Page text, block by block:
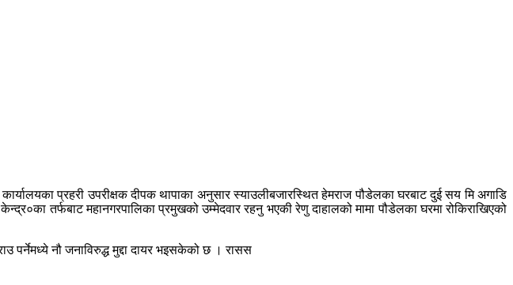
प्रहरी उपरीक्षक दीपक थापाका अनुसार स्याउलीबजारस्थित हेमराज पौडेलका घरबाट दुई सय मि अगाडि
तर्फबाट महानगरपालिका प्रमुखको उम्मेदवार रहनु भएकी रेणु दाहालको मामा पौडेलका घरमा रोकिराखिएको
पर्नेमध्ये नौ जनाविरुद्ध मुद्दा दायर भइसकेको छ । रासस